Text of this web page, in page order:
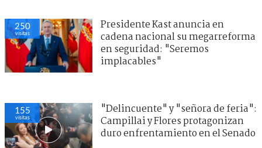
250
visitas
Presidente Kast anuncia en
cadena nacional su megarreforma
en seguridad: "Seremos
implacables"
155
visitas
"Delincuente" y "señora de feria":
Campillai y Flores protagonizan
duro enfrentamiento en el Senado